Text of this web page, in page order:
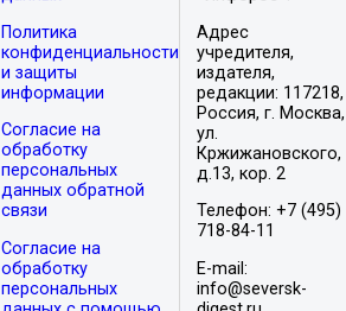
Политика
конфиденциальности
и защиты
информации
Согласие на
обработку
персональных
данных обратной
связи
Согласие на
обработку
персональных
Адрес
учредителя,
издателя,
редакции: 117218,
Россия, г. Москва,
ул.
Кржижановского,
д.13, кор. 2
Телефон: +7 (495)
718-84-11
E-mail:
info@seversk-